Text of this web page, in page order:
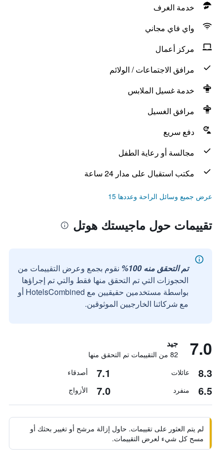
خدمة الغرف
واي فاي مجاني
مركز أعمال
مرافق الاجتماعات / الولائم
خدمة غسيل الملابس
مرافق الغسيل
دفع سريع
مجالسة أو رعاية الطفل
مكتب استقبال على مدار 24 ساعة
عرض جميع وسائل الراحة وعددها 15
تقييمات حول ماجيستك هوتل
تم التحقق منه 100%
نقوم بجمع وعرض التقييمات من
الحجوزات التي تم التحقق منها فقط والتي تم إجراؤها
بواسطة مستخدمين حقيقيين مع HotelsCombined أو
مع شركائنا الخارجيين الموثوقين.
7.0 جيد
82 من التقييمات تم التحقق منها
8.3 عائلات 7.1 أصدقاء
6.5 منفرد 7.0 الأزواج
لم يتم العثور على تقييمات. حاول إزالة مرشح أو تغيير بحثك أو
مسح كل شيء لعرض التقييمات.